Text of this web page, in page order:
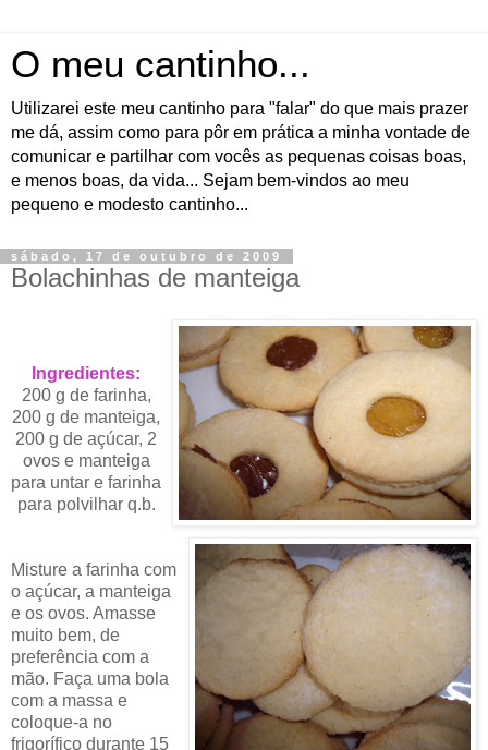
O meu cantinho...
Utilizarei este meu cantinho para "falar" do que mais prazer
me dá, assim como para pôr em prática a minha vontade de
comunicar e partilhar com vocês as pequenas coisas boas,
e menos boas, da vida... Sejam bem-vindos ao meu
pequeno e modesto cantinho...
sábado, 17 de outubro de 2009
Bolachinhas de manteiga
Ingredientes:
200 g de farinha,
200 g de manteiga,
200 g de açúcar, 2
ovos e manteiga
para untar e farinha
para polvilhar q.b.
Misture a farinha com
o açúcar, a manteiga
e os ovos. Amasse
muito bem, de
preferência com a
mão. Faça uma bola
com a massa e
coloque-a no
frigorífico durante 15